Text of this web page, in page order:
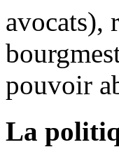
avocats),
pouvoir
La